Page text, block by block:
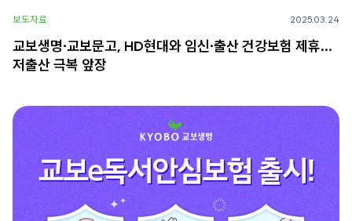
보도자료 2025.03.24
교보생명∙교보문고, HD현대와 임신∙출산 건강보험 제휴…
저출산 극복 앞장